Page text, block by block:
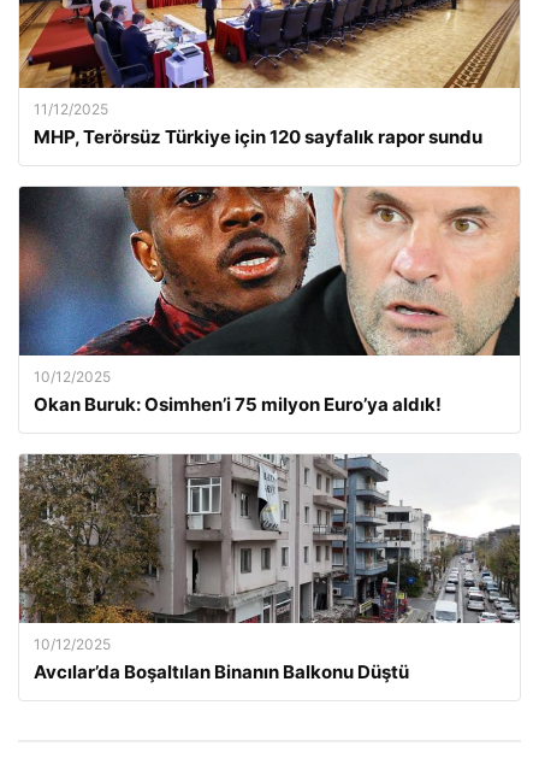
11/12/2025
MHP, Terörsüz Türkiye için 120 sayfalık rapor sundu
10/12/2025
Okan Buruk: Osimhen’i 75 milyon Euro’ya aldık!
10/12/2025
Avcılar’da Boşaltılan Binanın Balkonu Düştü